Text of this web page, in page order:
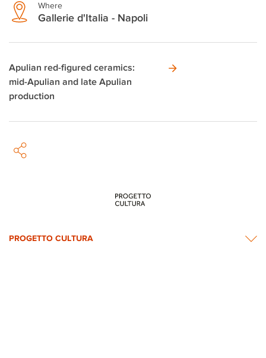
Where
Gallerie d'Italia - Napoli
Apulian red-figured ceramics:
mid-Apulian and late Apulian
production
PROGETTO CULTURA